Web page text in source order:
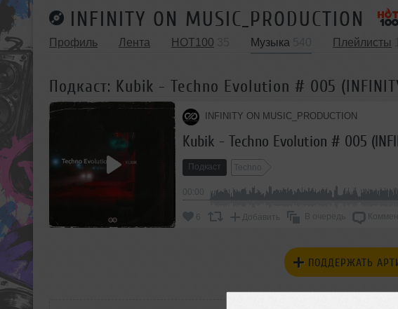
INFINITY ON MUSIC_PRODUCTION
Профиль Лента HOT100 Музыка Плейлисты
Подкаст: Kubik - Techno Evolution # 005 (INFINITY
INFINITY ON MUSIC_PRODUCTION
Kubik - Techno Evolution # 005
Подкаст Techno
6 Добавить В очередь
ПОДДЕРЖАТЬ